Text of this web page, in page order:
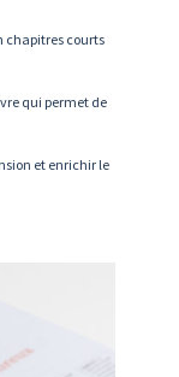
chapitres courts
qui permet de
et enrichir le